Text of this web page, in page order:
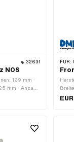
32631
NOS
129 mm ·
mm · Anzahl
FÜR: